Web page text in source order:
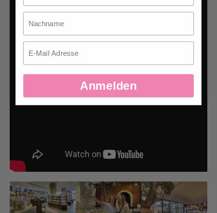
Nachname
Anmelden